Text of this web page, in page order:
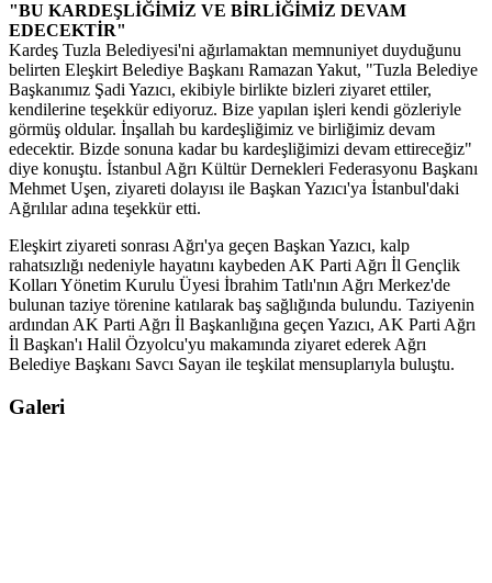
"BU KARDEŞLİĞİMİZ VE BİRLİĞİMİZ DEVAM
EDECEKTİR"
Kardeş Tuzla Belediyesi'ni ağırlamaktan memnuniyet duyduğunu
belirten Eleşkirt Belediye Başkanı Ramazan Yakut, "Tuzla Belediye
Başkanımız Şadi Yazıcı, ekibiyle birlikte bizleri ziyaret ettiler,
kendilerine teşekkür ediyoruz. Bize yapılan işleri kendi gözleriyle
görmüş oldular. İnşallah bu kardeşliğimiz ve birliğimiz devam
edecektir. Bizde sonuna kadar bu kardeşliğimizi devam ettireceğiz"
diye konuştu. İstanbul Ağrı Kültür Dernekleri Federasyonu Başkanı
Mehmet Uşen, ziyareti dolayısı ile Başkan Yazıcı'ya İstanbul'daki
Ağrılılar adına teşekkür etti.
Eleşkirt ziyareti sonrası Ağrı'ya geçen Başkan Yazıcı, kalp
rahatsızlığı nedeniyle hayatını kaybeden AK Parti Ağrı İl Gençlik
Kolları Yönetim Kurulu Üyesi İbrahim Tatlı'nın Ağrı Merkez'de
bulunan taziye törenine katılarak baş sağlığında bulundu. Taziyenin
ardından AK Parti Ağrı İl Başkanlığına geçen Yazıcı, AK Parti Ağrı
İl Başkan'ı Halil Özyolcu'yu makamında ziyaret ederek Ağrı
Belediye Başkanı Savcı Sayan ile teşkilat mensuplarıyla buluştu.
Galeri